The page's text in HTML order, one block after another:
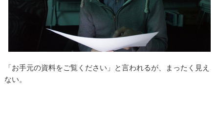
「お手元の資料をご覧ください」と言われるが、まったく見え
ない。